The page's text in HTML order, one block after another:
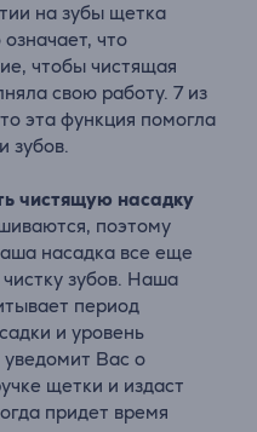
на зубы щетка
что
чтобы чистящая
свою работу. 7 из
эта функция помогла
зубов.
чистящую насадку
поэтому
насадка все еще
зубов. Наша
период
и уровень
Вас о
щетки и издаст
придет время